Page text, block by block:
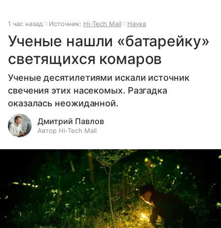
1 час назад Источник: Hi-Tech Mail Наука
Ученые нашли «батарейку»
светящихся комаров
Ученые десятилетиями искали источник
свечения этих насекомых. Разгадка
оказалась неожиданной.
Дмитрий Павлов
Автор Hi-Tech Mail